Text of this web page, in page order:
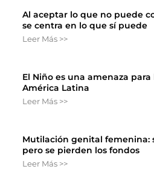
Al aceptar lo que no puede
se centra en lo que sí puede
Leer Más >>
El Niño es una amenaza
América Latina
Leer Más >>
Mutilación genital femenina:
pero se pierden los fondos
Leer Más >>